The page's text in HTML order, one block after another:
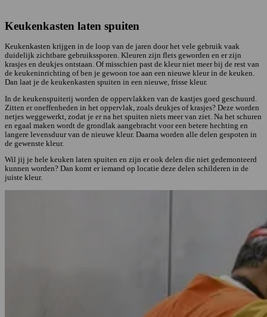
Keukenkasten laten spuiten
Keukenkasten krijgen in de loop van de jaren door het vele gebruik vaak
duidelijk zichtbare gebruikssporen. Kleuren zijn flets geworden en er zijn
krasjes en deukjes ontstaan. Of misschien past de kleur niet meer bij de rest van
de keukeninrichting of ben je gewoon toe aan een nieuwe kleur in de keuken.
Dan laat je de keukenkasten spuiten in een nieuwe, frisse kleur.
In de keukenspuiterij worden de oppervlakken van de kastjes goed geschuurd.
Zitten er oneffenheden in het oppervlak, zoals deukjes of krasjes? Deze worden
netjes weggewerkt, zodat je er na het spuiten niets meer van ziet. Na het schuren
en egaal maken wordt de grondlak aangebracht voor een betere hechting en
langere levensduur van de nieuwe kleur. Daarna worden alle delen gespoten in
de gewenste kleur.
Wil jij je hele keuken laten spuiten en zijn er ook delen die niet gedemonteerd
kunnen worden? Dan komt er iemand op locatie deze delen schilderen in de
juiste kleur.